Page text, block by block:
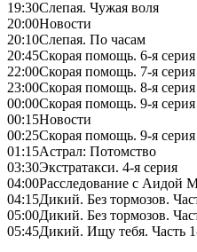
19:30Слепая. Чужая воля
20:00Новости
20:10Слепая. По часам
20:45Скорая помощь. 6-я серия
22:00Скорая помощь. 7-я серия
23:00Скорая помощь. 8-я серия
00:00Скорая помощь. 9-я серия
00:15Новости
00:25Скорая помощь. 9-я серия
01:15Астрал: Потомство
03:30Экстратакси. 4-я серия
04:00Расследование с Аидой
04:15Дикий. Без тормозов.
05:00Дикий. Без тормозов.
05:45Дикий. Ищу тебя. Часть